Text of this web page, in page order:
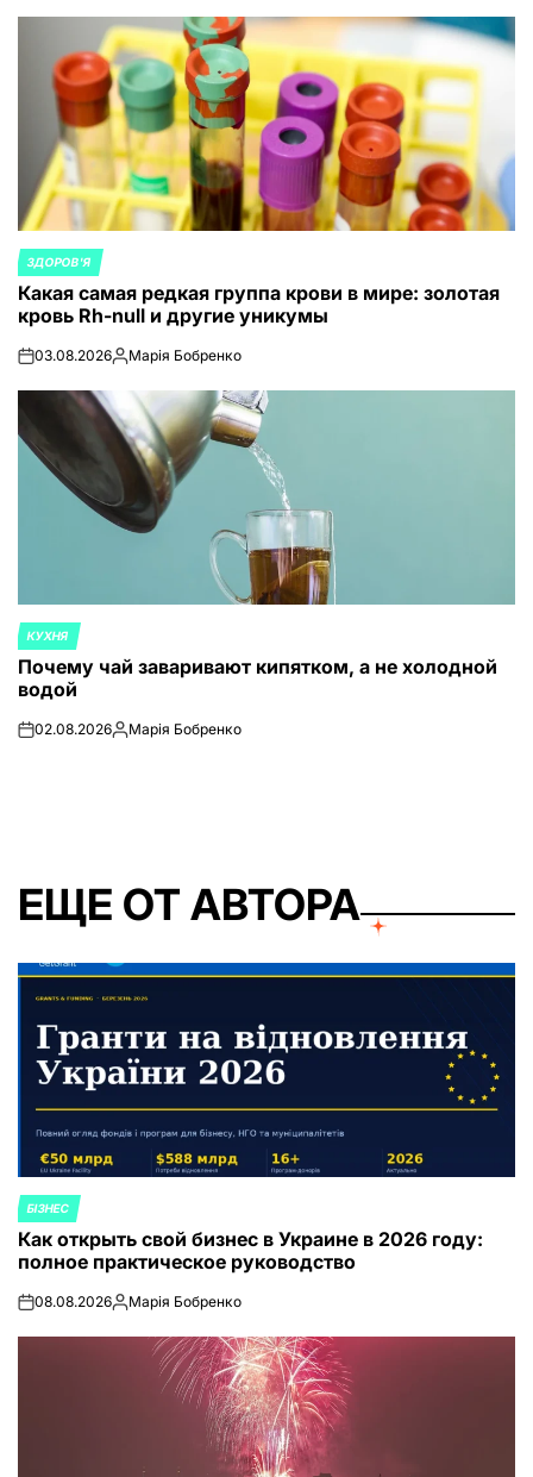
ОПУБЛИКОВАНО
В
ЗДОРОВ'Я
Какая самая редкая группа крови в мире: золотая
кровь Rh-null и другие уникумы
on03.08.2026Запись
Марія Бобренко
ОПУБЛИКОВАНО
В
КУХНЯ
Почему чай заваривают кипятком, а не холодной
водой
on02.08.2026Запись
Марія Бобренко
ЕЩЕ ОТ АВТОРА
ОПУБЛИКОВАНО
В
БІЗНЕС
Как открыть свой бизнес в Украине в 2026 году:
полное практическое руководство
on08.08.2026Запись
Марія Бобренко